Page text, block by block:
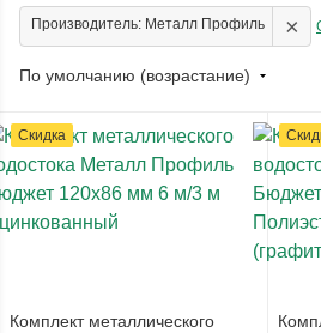
Производитель: Металл Профиль ×
По умолчанию (возрастание)
Скидка
Комплект металлического